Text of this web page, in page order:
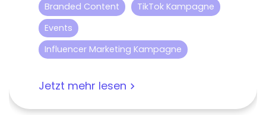
Branded Content
TikTok Kampagne
Events
Influencer Marketing Kampagne
Jetzt mehr lesen